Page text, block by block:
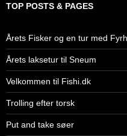
TOP POSTS & PAGES
Årets Fisker og en tur med
Årets laksetur til Sneum
Velkommen til Fishi.dk
Trolling efter torsk
Put and take søer